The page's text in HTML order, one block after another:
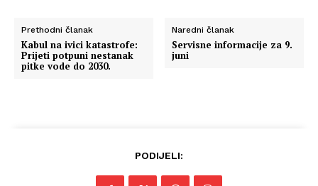
Prethodni članak
Kabul na ivici katastrofe:
Prijeti potpuni nestanak
pitke vode do 2030.
Naredni članak
Servisne informacije za 9.
juni
PODIJELI: